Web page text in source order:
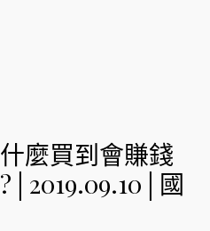
麼買到會賺錢
國